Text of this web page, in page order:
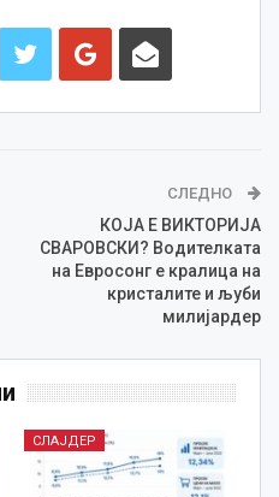
СЛЕДНО
КОЈА Е ВИКТОРИЈА
СВАРОВСКИ? Водителката
на Евросонг е кралица на
кристалите и љуби
милијардер
СЛАЈДЕР